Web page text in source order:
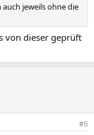
auch jeweils ohne die
von dieser geprüft
#6